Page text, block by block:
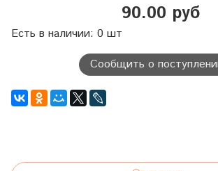
90.00 руб
Есть в наличии: 0 шт
Сообщить о